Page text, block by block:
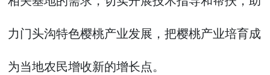
力门头沟特色樱桃产业发展，把樱桃产业培育成
为当地农民增收新的增长点。